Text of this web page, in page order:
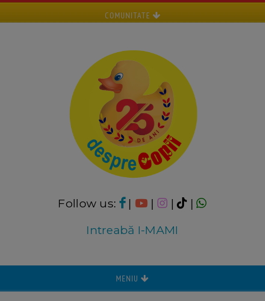
COMUNITATE
Follow us: | | |
|
Intreabă I-MAMI
MENIU